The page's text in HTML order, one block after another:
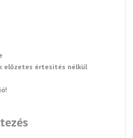
előzetes értesítés nélkül